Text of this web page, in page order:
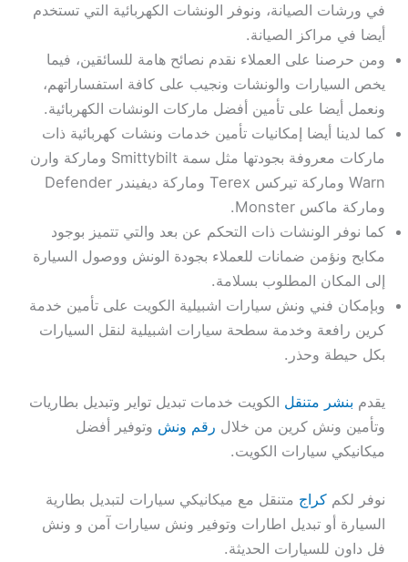
في ورشات الصيانة، ونوفر الونشات الكهربائية التي تستخدم
أيضا في مراكز الصيانة.
ومن حرصنا على العملاء نقدم نصائح هامة للسائقين، فيما
يخص السيارات والونشات ونجيب على كافة استفساراتهم،
ونعمل أيضا على تأمين أفضل ماركات الونشات الكهربائية.
كما لدينا أيضا إمكانيات تأمين خدمات ونشات كهربائية ذات
ماركات معروفة بجودتها مثل سمة Smittybilt وماركة وارن
Warn وماركة تيركس Terex وماركة ديفيندر Defender
وماركة ماكس Monster.
كما نوفر الونشات ذات التحكم عن بعد والتي تتميز بوجود
مكابح ونؤمن ضمانات للعملاء بجودة الونش ووصول السيارة
إلى المكان المطلوب بسلامة.
وبإمكان فني ونش سيارات اشبيلية الكويت على تأمين خدمة
كرين رافعة وخدمة سطحة سيارات اشبيلية لنقل السيارات
بكل حيطة وحذر.
يقدم بنشر متنقل الكويت خدمات تبديل تواير وتبديل بطاريات
وتأمين ونش كرين من خلال رقم ونش وتوفير أفضل
ميكانيكي سيارات الكويت.
نوفر لكمكراج متنقل مع ميكانيكي سيارات لتبديل بطارية
السيارة أو تبديل اطارات وتوفير ونش سيارات آمن و ونش
فل داون للسيارات الحديثة.